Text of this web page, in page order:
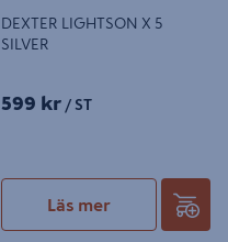
DEXTER LIGHTSON X 5
SILVER
599 kr / ST
Läs mer